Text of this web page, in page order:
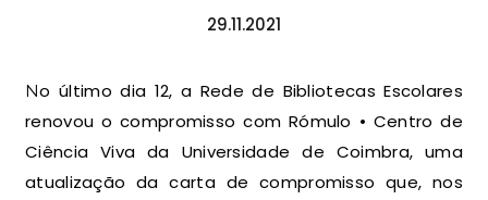
29.11.2021
No último dia 12, a Rede de Bibliotecas Escolares
renovou o compromisso com Rómulo • Centro de
Ciência Viva da Universidade de Coimbra, uma
atualização da carta de compromisso que, nos